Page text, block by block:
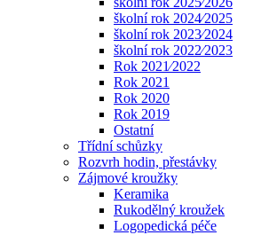
školní rok 2024⁄2025
školní rok 2023⁄2024
školní rok 2022⁄2023
Rok 2021⁄2022
Rok 2021
Rok 2020
Rok 2019
Ostatní
Třídní schůzky
Rozvrh hodin, přestávky
Zájmové kroužky
Keramika
Rukodělný kroužek
Logopedická péče